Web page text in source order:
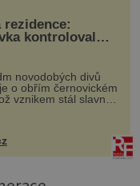
rezidence:
kontroloval
novodobých divů
o obřím černovickém
vznikem stál slavný
Josef Hlávka. Ten si
záležet. Jeho
při ...